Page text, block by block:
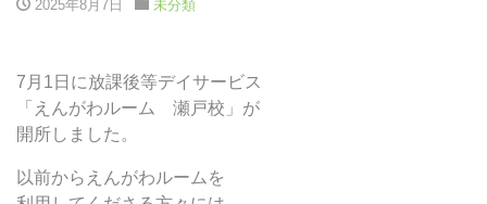
2025年8月7日 未分類
7月1日に放課後等デイサービス
「えんがわルーム 瀬戸校」が
開所しました。
以前からえんがわルームを